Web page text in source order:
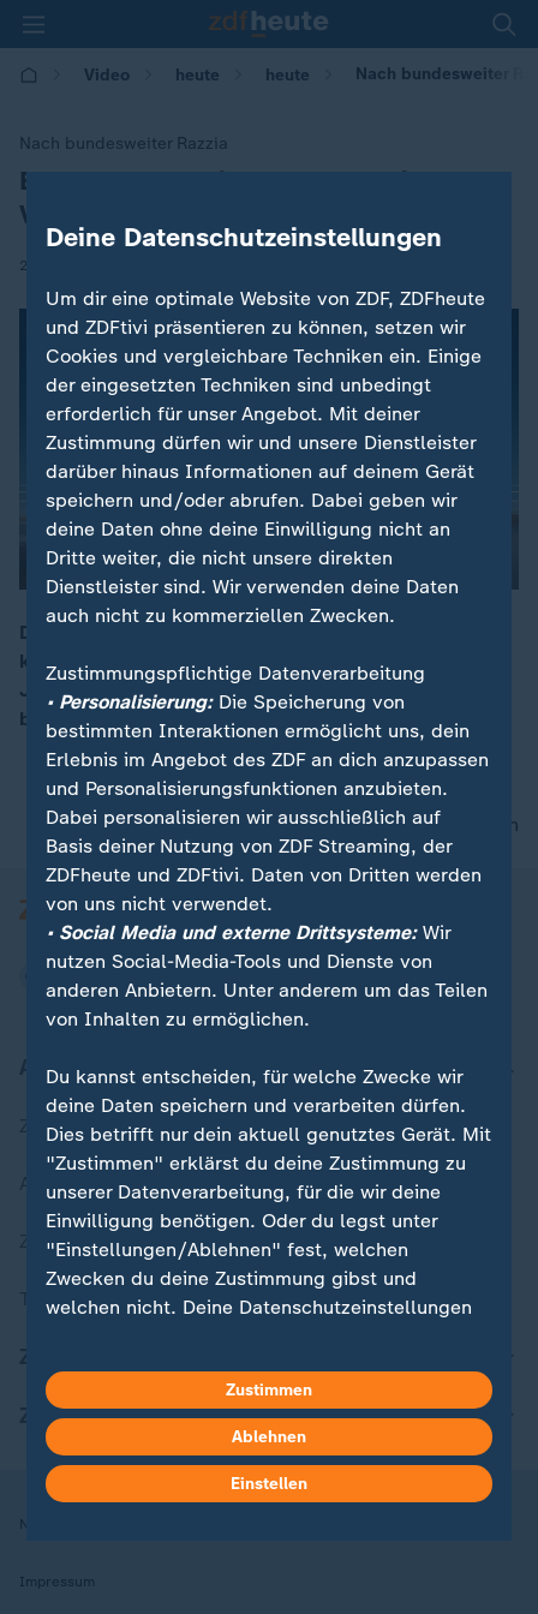
Video heute heute Nach bundesweiter
Nach bundesweiter Razzia
:BKA warnt vor Kinderpornografie-
Verbreitung
28.10.2019 | 15:27
00:05
Das Bundeskriminalamt hat vor der Verbreitung
kinderpornografischer Dateien unter Kindern und
Jugendlichen gewarnt. Hintergrund ist eine
bundesweite Razzia gegen 21 Verdächtige.
nach oben
Aktuell bei ZDFheute
Zuletzt veröffentlicht
Aktuelle Sendungs-Videos
ZDFheute Stories
Themen im Überblick
ZDFheute Apps
Nutzungsbedingungen
Impressum
Deine Datenschutzeinstellungen
Um dir eine optimale Website von ZDF, ZDFheute
und ZDFtivi präsentieren zu können, setzen wir
Cookies und vergleichbare Techniken ein. Einige
der eingesetzten Techniken sind unbedingt
erforderlich für unser Angebot. Mit deiner
Zustimmung dürfen wir und unsere Dienstleister
darüber hinaus Informationen auf deinem Gerät
speichern und/oder abrufen. Dabei geben wir
deine Daten ohne deine Einwilligung nicht an
Dritte weiter, die nicht unsere direkten
Dienstleister sind. Wir verwenden deine Daten
auch nicht zu kommerziellen Zwecken.
Zustimmungspflichtige Datenverarbeitung
• Personalisierung:Die Speicherung von
bestimmten Interaktionen ermöglicht uns, dein
Erlebnis im Angebot des ZDF an dich anzupassen
und Personalisierungsfunktionen anzubieten.
Dabei personalisieren wir ausschließlich auf
Basis deiner Nutzung von ZDF Streaming, der
ZDFheute und ZDFtivi. Daten von Dritten werden
von uns nicht verwendet.
• Social Media und externe Drittsysteme:Wir
nutzen Social-Media-Tools und Dienste von
anderen Anbietern. Unter anderem um das Teilen
von Inhalten zu ermöglichen.
Du kannst entscheiden, für welche Zwecke wir
deine Daten speichern und verarbeiten dürfen.
Dies betrifft nur dein aktuell genutztes Gerät. Mit
"Zustimmen" erklärst du deine Zustimmung zu
unserer Datenverarbeitung, für die wir deine
Einwilligung benötigen. Oder du legst unter
"Einstellungen/Ablehnen" fest, welchen
Zwecken du deine Zustimmung gibst und
welchen nicht. Deine Datenschutzeinstellungen
Hier findest du das Impressum.
Weitere Informationen findest du in unserer
Datenschutzerklärung.
Zustimmen
Ablehnen
Einstellen